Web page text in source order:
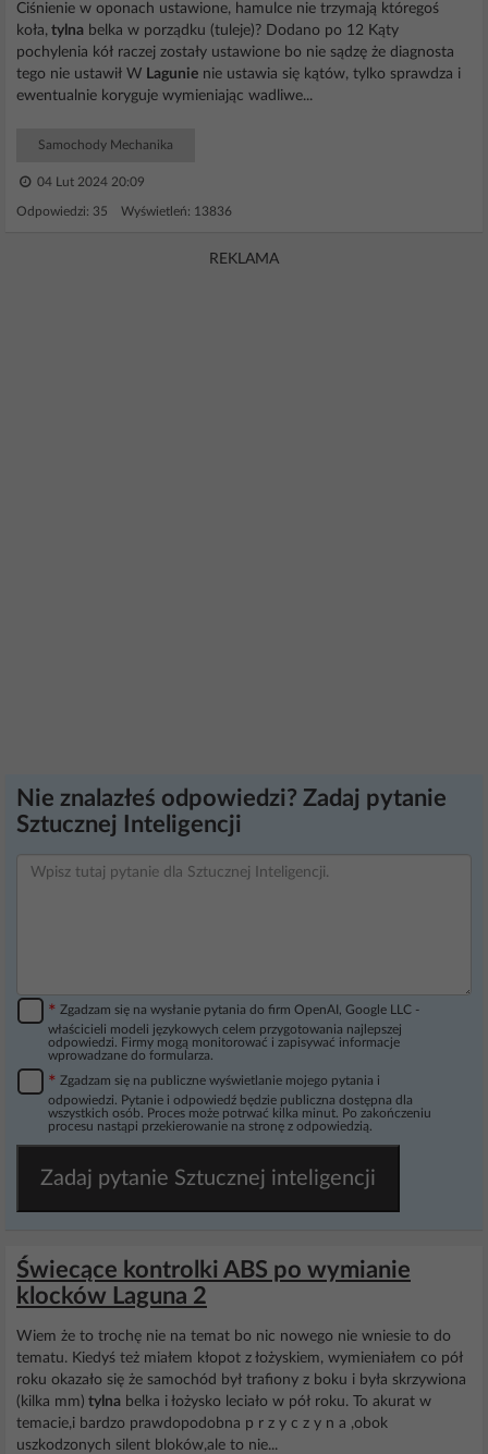
Ciśnienie w oponach ustawione, hamulce nie trzymają któregoś
koła, tylna belka w porządku (tuleje)? Dodano po 12 Kąty
pochylenia kół raczej zostały ustawione bo nie sądzę że diagnosta
tego nie ustawił W Lagunie nie ustawia się kątów, tylko sprawdza i
ewentualnie koryguje wymieniając wadliwe...
Samochody Mechanika
04 Lut 2024 20:09
Odpowiedzi: 35 Wyświetleń: 13836
REKLAMA
Nie znalazłeś odpowiedzi? Zadaj pytanie
Sztucznej Inteligencji
* Zgadzam się na wysłanie pytania do firm OpenAI, Google LLC -
właścicieli modeli językowych celem przygotowania najlepszej
odpowiedzi. Firmy mogą monitorować i zapisywać informacje
wprowadzane do formularza.
* Zgadzam się na publiczne wyświetlanie mojego pytania i
odpowiedzi. Pytanie i odpowiedź będzie publiczna dostępna dla
wszystkich osób. Proces może potrwać kilka minut. Po zakończeniu
procesu nastąpi przekierowanie na stronę z odpowiedzią.
Zadaj pytanie Sztucznej inteligencji
Świecące kontrolki ABS po wymianie
klocków Laguna 2
Wiem że to trochę nie na temat bo nic nowego nie wniesie to do
tematu. Kiedyś też miałem kłopot z łożyskiem, wymieniałem co pół
roku okazało się że samochód był trafiony z boku i była skrzywiona
(kilka mm) tylna belka i łożysko leciało w pół roku. To akurat w
temacie,i bardzo prawdopodobna p r z y c z y n a ,obok
uszkodzonych silent bloków,ale to nie...